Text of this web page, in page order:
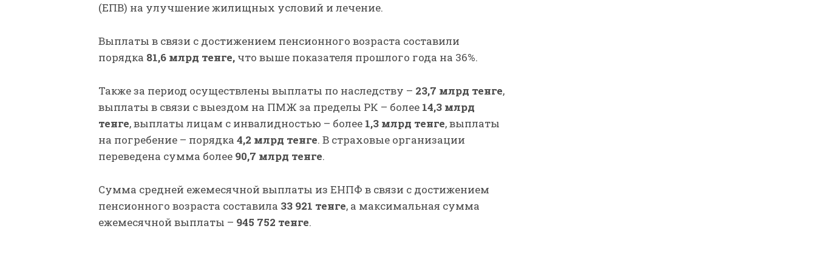
(ЕПВ) на улучшение жилищных условий и лечение.
Выплаты в связи с достижением пенсионного возраста составили
порядка 81,6 млрд тенге, что выше показателя прошлого года на 36%.
Также за период осуществлены выплаты по наследству – 23,7 млрд тенге,
выплаты в связи с выездом на ПМЖ за пределы РК – более 14,3 млрд
тенге, выплаты лицам с инвалидностью – более 1,3 млрд тенге, выплаты
на погребение – порядка 4,2 млрд тенге. В страховые организации
переведена сумма более 90,7 млрд тенге.
Сумма средней ежемесячной выплаты из ЕНПФ в связи с достижением
пенсионного возраста составила 33 921 тенге, а максимальная сумма
ежемесячной выплаты – 945 752 тенге.